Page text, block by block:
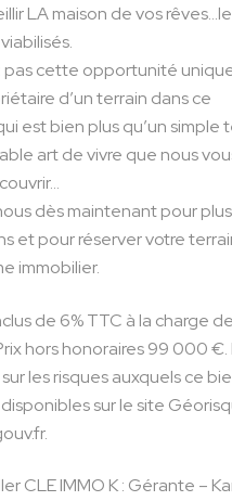
LA maison de vos
pas cette opportunité
d’un terrain dans ce
est bien plus qu’un simple
art de vivre que nous
dès maintenant pour plus
et pour réserver votre
immobilier.
de 6% TTC à la charge de
hors honoraires 99 000 €.
les risques auxquels ce
sur le site
CLE IMMO K : Gérante –